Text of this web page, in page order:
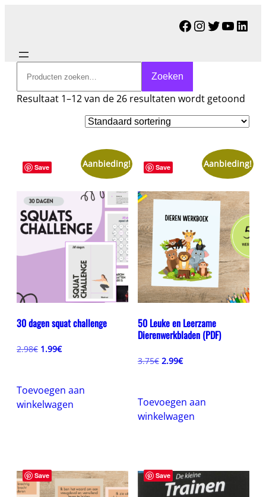
Facebook
Instagram
Twitter
Zoeken
Resultaat 1–12 van de 26 resultaten wordt getoond
Save Aanbieding!
30 dagen squat challenge
2.98€ Oorspronkelijke
1.99€Huidige
Toevoegen aan
winkelwagen
Save Aanbieding!
50 Leuke en Leerzame
Dierenwerkbladen (PDF)
3.75€ Oorspronkelijke
2.99€Huidige
Toevoegen aan
winkelwagen
Save Save